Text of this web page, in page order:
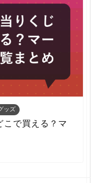
ッズ
こで買える？マ